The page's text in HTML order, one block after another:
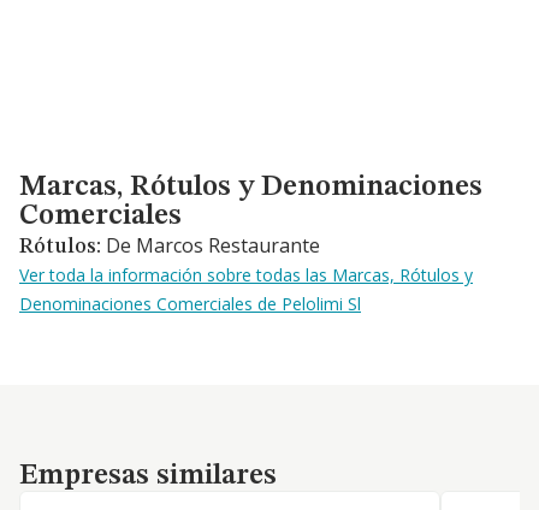
Marcas, Rótulos y Denominaciones Comerciales
Marcas, Rótulos y Denominaciones
Comerciales
Rótulos: De Marcos Restaurante
Ver toda la información sobre todas las Marcas, Rótulos y
Denominaciones Comerciales de Pelolimi Sl
Empresas similares
Empresas similares